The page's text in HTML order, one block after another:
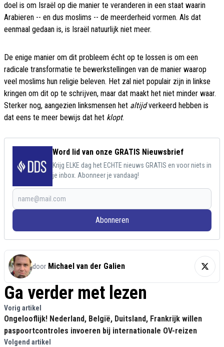
doel is om Israël op die manier te veranderen in een staat waarin
Arabieren -- en dus moslims -- de meerderheid vormen. Als dat
eenmaal gedaan is, is Israël natuurlijk niet meer.
De enige manier om dit probleem écht op te lossen is om een
radicale transformatie te bewerkstellingen van de manier waarop
veel moslims hun religie beleven. Het zal niet populair zijn in linkse
kringen om dit op te schrijven, maar dat maakt het niet minder waar.
Sterker nog, aangezien linksmensen het altijdverkeerd hebben is
dat eens te meer bewijs dat het klopt.
Word lid van onze GRATIS Nieuwsbrief
Krijg ELKE dag het ECHTE nieuws GRATIS en voor niets in
je inbox. Abonneer je vandaag!
Abonneren
door Michael van der Galien
Ga verder met lezen
Vorig artikel
Ongelooflijk! Nederland, België, Duitsland, Frankrijk willen
paspoortcontroles invoeren bij internationale OV-reizen
Volgend artikel